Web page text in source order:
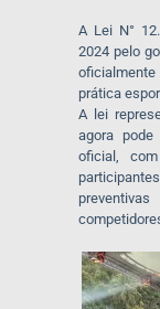
A Lei N°
2024 pelo
prática
A lei
agora
oficial,